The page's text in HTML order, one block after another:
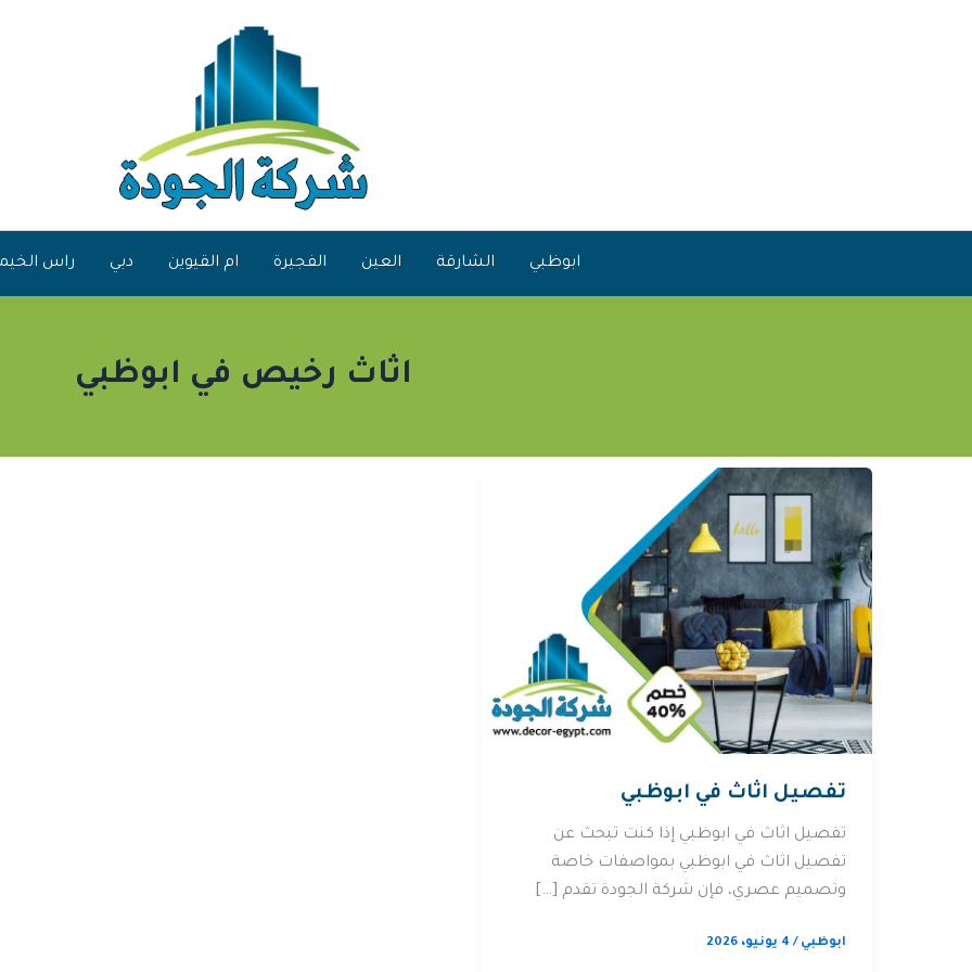
ابوظبي الشارقة العين الفجيرة ام القيوين دبي راس
اثاث رخيص في ابوظبي
تفصيل اثاث في ابوظبي
تفصيل اثاث في ابوظبي إذا كنت تبحث عن
تفصيل اثاث في ابوظبي بمواصفات خاصة
وتصميم عصري، فإن شركة الجودة تقدم […]
ابوظبي / 4 يونيو، 2026